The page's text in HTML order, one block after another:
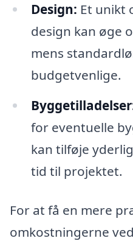
Design: Et unikt
design kan øge
mens
budgetvenlige.
for eventuelle
kan tilføje
tid til projektet.
For at få en mere
omkostningerne